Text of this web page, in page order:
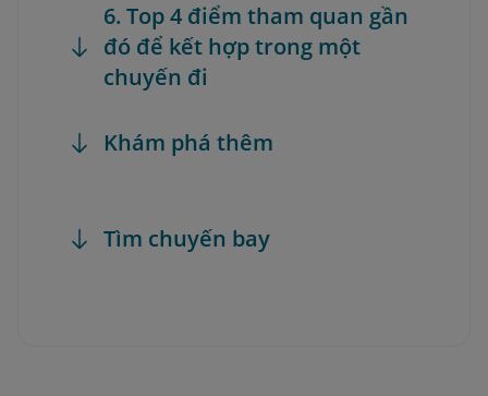
6. Top 4 điểm tham quan gần
đó để kết hợp trong một
chuyến đi
Khám phá thêm
Tìm chuyến bay